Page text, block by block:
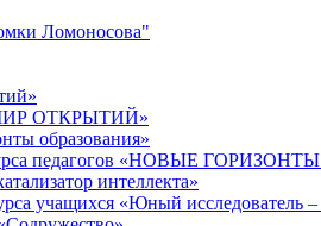
Ломоносова"
ОТКРЫТИЙ»
образования»
педагогов «НОВЫЕ
интеллекта»
учащихся «Юный исследователь –